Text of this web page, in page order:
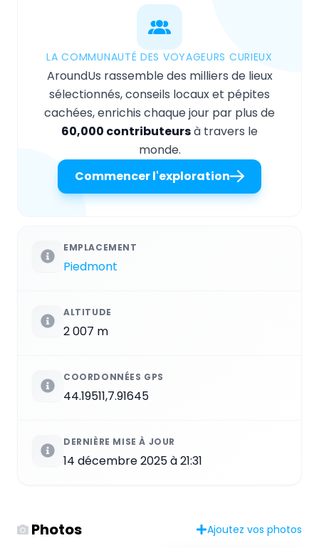
LA COMMUNAUTÉ DES VOYAGEURS CURIEUX
AroundUs rassemble des milliers de lieux
sélectionnés, conseils locaux et pépites
cachées, enrichis chaque jour par plus de
60,000 contributeursà travers le
monde.
Commencer l'exploration
EMPLACEMENT
Piedmont
ALTITUDE
2 007 m
COORDONNÉES GPS
44.19511,7.91645
DERNIÈRE MISE À JOUR
14 décembre 2025 à 21:31
Photos Ajoutez vos photos